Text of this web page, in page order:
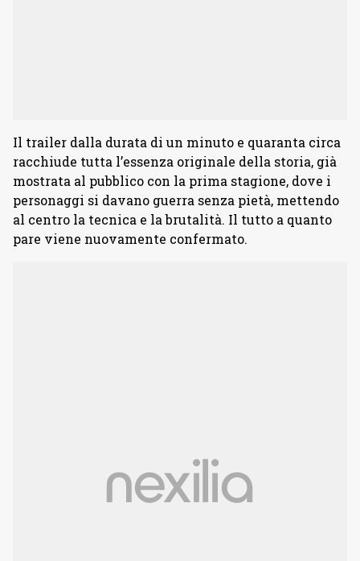
Il trailer dalla durata di un minuto e quaranta circa
racchiude tutta l’essenza originale della storia, già
mostrata al pubblico con la prima stagione, dove i
personaggi si davano guerra senza pietà, mettendo
al centro la tecnica e la brutalità. Il tutto a quanto
pare viene nuovamente confermato.